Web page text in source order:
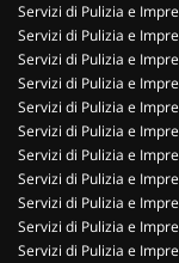
Servizi di Pulizia e
Servizi di Pulizia e
Servizi di Pulizia e
Servizi di Pulizia e
Servizi di Pulizia e
Servizi di Pulizia e
Servizi di Pulizia e
Servizi di Pulizia e
Servizi di Pulizia e
Servizi di Pulizia e
Servizi di Pulizia e